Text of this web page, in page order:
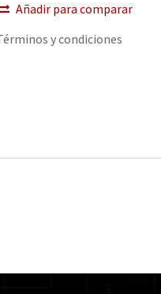
Añadir para comparar
y condiciones